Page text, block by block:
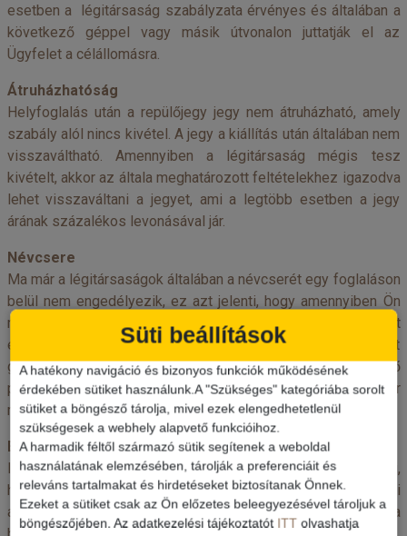
esetben a légitársaság szabályzata érvényes és általában a
következő géppel vagy másik útvonalon juttatják el az
Ügyfelet a célállomásra.
Átruházhatóság
Helyfoglalás után a repülőjegy jegy nem átruházható, amely
szabály alól nincs kivétel. A jegy a kiállítás után általában nem
visszaváltható. Amennyiben a légitársaság mégis tesz
kivételt, akkor az általa meghatározott feltételekhez igazodva
lehet visszaváltani a jegyet, ami a legtöbb esetben a jegy
árának százalékos levonásával jár.
Névcsere
Ma már a légitársaságok általában a névcserét egy foglaláson
belül nem engedélyezik, ez azt jelenti, hogy amennyiben Ön
nevet kíván cserélni, új foglalást kell készíteni, tehát
előfordulhat, hogy az adott járatra már nem tudjuk a helyet
garantálni. Ezért kérjük, hogy mindig az útlevélben szereplő
pontos nevet legyen szíves irodánknak, a helyfoglaláskor
megadni.
Elvesztett jegyek
Ilyen esetben célszerű a jegyet kiállító irodához fordulni,
hiszen itt megtalálható az elveszett jegy egy példánya, ami
alapján a megfelelő költség kifizetése mellett pótolható a
Süti beállítások
A hatékony navigáció és bizonyos funkciók működésének
érdekében sütiket használunk.A "Szükséges" kategóriába sorolt
sütiket a böngésző tárolja, mivel ezek elengedhetetlenül
szükségesek a webhely alapvető funkcióihoz.
A harmadik féltől származó sütik segítenek a weboldal
használatának elemzésében, tárolják a preferenciáit és
releváns tartalmakat és hirdetéseket biztosítanak Önnek.
Ezeket a sütiket csak az Ön előzetes beleegyezésével tároljuk a
böngészőjében. Az adatkezelési tájékoztatót ITT olvashatja